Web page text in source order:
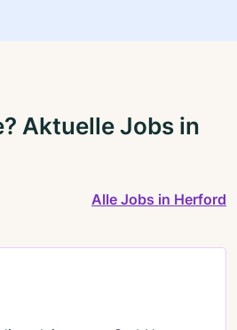
Aktuelle Jobs in
Alle Jobs in Herford